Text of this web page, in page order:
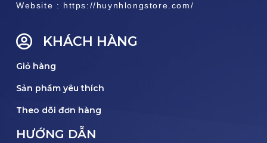
Website : https://huynhlongstore.com/
KHÁCH HÀNG
Giỏ hàng
Sản phẩm yêu thích
Theo dõi đơn hàng
HƯỚNG DẪN